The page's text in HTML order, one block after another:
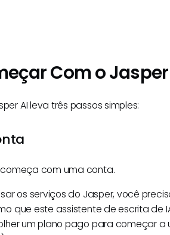
Com o
AI leva três passos simples:
com uma conta.
os serviços do Jasper, você
que este assistente de escrita de
um plano pago para começar a